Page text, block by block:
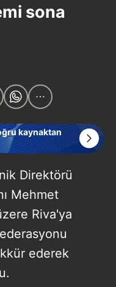
sona
kaynaktan
Direktörü
Mehmet
Riva'ya
ederek